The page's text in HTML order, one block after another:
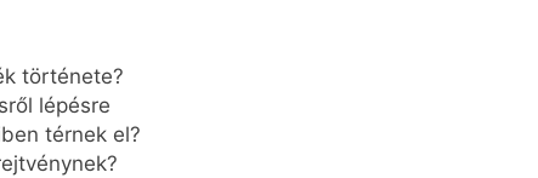
története?
lépésre
térnek el?